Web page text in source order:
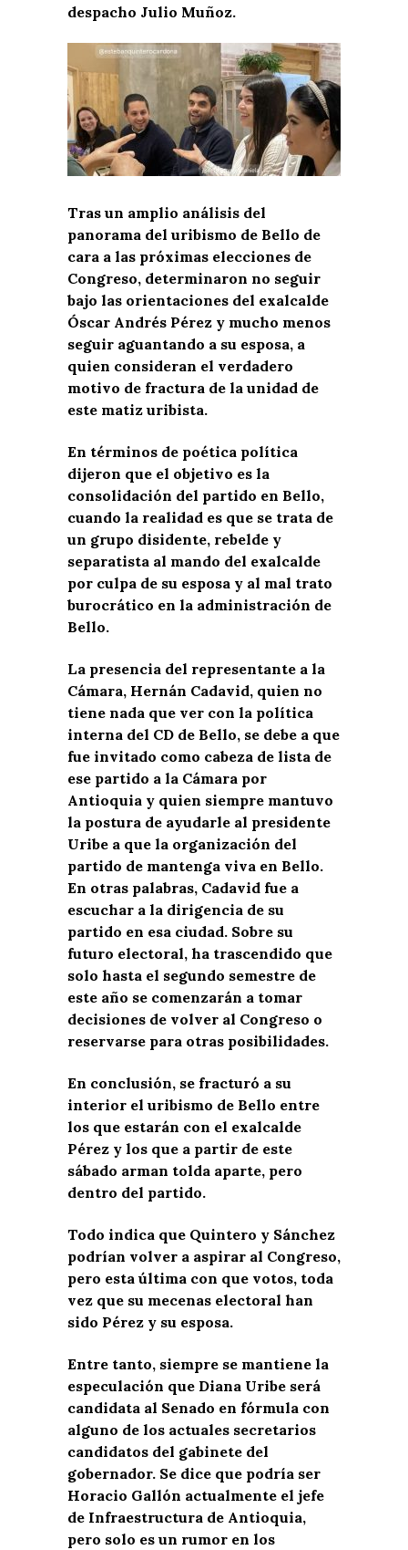
despacho Julio Muñoz.
Tras un amplio análisis del
panorama del uribismo de Bello de
cara a las próximas elecciones de
Congreso, determinaron no seguir
bajo las orientaciones del exalcalde
Óscar Andrés Pérez y mucho menos
seguir aguantando a su esposa, a
quien consideran el verdadero
motivo de fractura de la unidad de
este matiz uribista.
En términos de poética política
dijeron que el objetivo es la
consolidación del partido en Bello,
cuando la realidad es que se trata de
un grupo disidente, rebelde y
separatista al mando del exalcalde
por culpa de su esposa y al mal trato
burocrático en la administración de
Bello.
La presencia del representante a la
Cámara, Hernán Cadavid, quien no
tiene nada que ver con la política
interna del CD de Bello, se debe a que
fue invitado como cabeza de lista de
ese partido a la Cámara por
Antioquia y quien siempre mantuvo
la postura de ayudarle al presidente
Uribe a que la organización del
partido de mantenga viva en Bello.
En otras palabras, Cadavid fue a
escuchar a la dirigencia de su
partido en esa ciudad. Sobre su
futuro electoral, ha trascendido que
solo hasta el segundo semestre de
este año se comenzarán a tomar
decisiones de volver al Congreso o
reservarse para otras posibilidades.
En conclusión, se fracturó a su
interior el uribismo de Bello entre
los que estarán con el exalcalde
Pérez y los que a partir de este
sábado arman tolda aparte, pero
dentro del partido.
Todo indica que Quintero y Sánchez
podrían volver a aspirar al Congreso,
pero esta última con que votos, toda
vez que su mecenas electoral han
sido Pérez y su esposa.
Entre tanto, siempre se mantiene la
especulación que Diana Uribe será
candidata al Senado en fórmula con
alguno de los actuales secretarios
candidatos del gabinete del
gobernador. Se dice que podría ser
Horacio Gallón actualmente el jefe
de Infraestructura de Antioquia,
pero solo es un rumor en los